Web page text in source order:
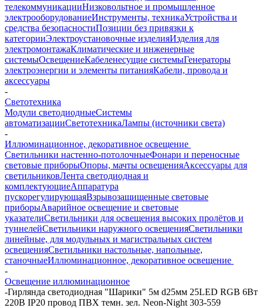
телекоммуникацииНизковольтное и промышленное
электрооборудованиеИнструменты, техникаУстройства и
средства безопасностиПозиции без привязки к
категорииЭлектроустановочные изделияИзделия для
электромонтажаКлиматические и инженерные
системыОсвещениеКабеленесущие системыГенераторы
электроэнергии и элементы питанияКабели, провода и
аксессуары
-
Светотехника
Модули светодиодныеСистемы
автоматизацииСветотехникаЛампы (источники света)
-
Иллюминационное, декоративное освещение
Светильники настенно-потолочныеФонари и переносные
световые приборыОпоры, мачты освещенияАксессуары для
светильниковЛента светодиодная и
комплектующиеАппаратура
пускорегулирующаяВзрывозащищенные световые
приборыАварийное освещение и световые
указателиСветильники для освещения высоких пролётов и
туннелейСветильники наружного освещенияСветильники
линейные, для модульных и магистральных систем
освещенияСветильники настольные, напольные,
станочныеИллюминационное, декоративное освещение
-
Освещение иллюминационное
-Гирлянда светодиодная "Шарики" 5м d25мм 25LED RGB 6Вт
220В IP20 провод ПВХ темн. зел. Neon-Night 303-559